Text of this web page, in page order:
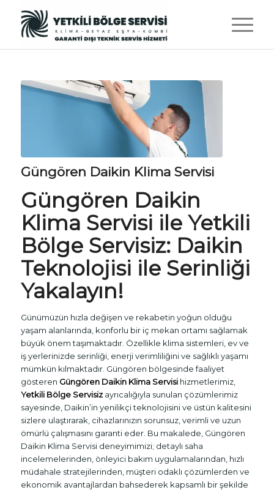
Güngören Daikin Klima Servisi
Güngören Daikin
Klima Servisi ile Yetkili
Bölge Servisiz: Daikin
Teknolojisi ile Serinliği
Yakalayın!
Günümüzün hızla değişen ve rekabetin yoğun olduğu
yaşam alanlarında, konforlu bir iç mekan ortamı sağlamak
büyük önem taşımaktadır. Özellikle klima sistemleri, ev ve
iş yerlerinizde serinliği, enerji verimliliğini ve sağlıklı yaşamı
mümkün kılmaktadır. Güngören bölgesinde faaliyet
gösteren Güngören Daikin Klima Servisihizmetlerimiz,
Yetkili Bölge Servisizayrıcalığıyla sunulan çözümlerimiz
sayesinde, Daikin’in yenilikçi teknolojisini ve üstün kalitesini
sizlere ulaştırarak, cihazlarınızın sorunsuz, verimli ve uzun
ömürlü çalışmasını garanti eder. Bu makalede, Güngören
Daikin Klima Servisi deneyimimizi; detaylı saha
incelemelerinden, önleyici bakım uygulamalarından, hızlı
müdahale stratejilerinden, müşteri odaklı çözümlerden ve
ekonomik avantajlardan bahsederek kapsamlı bir şekilde